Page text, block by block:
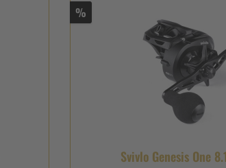
%
Svivlo Genesis One